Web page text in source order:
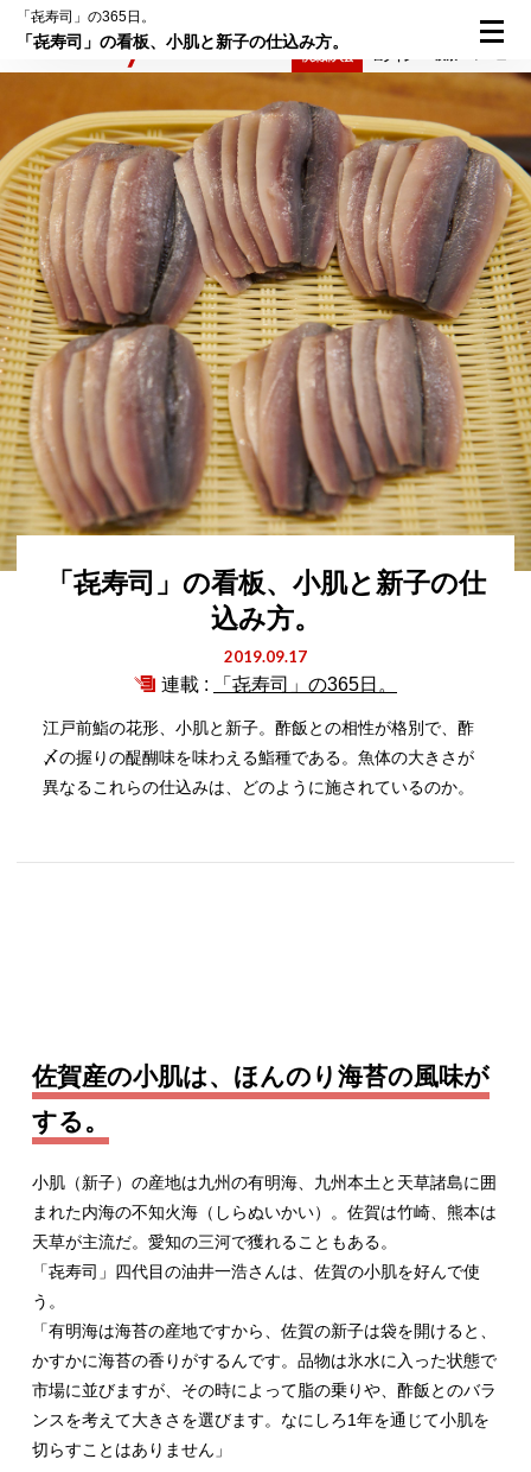
「㐂寿司」の365日。
「㐂寿司」の看板、小肌と新子の仕込み方。
「㐂寿司」の看板、小肌と新子の仕
込み方。
2019.09.17
連載 : 「㐂寿司」の365日。
江戸前鮨の花形、小肌と新子。酢飯との相性が格別で、酢
〆の握りの醍醐味を味わえる鮨種である。魚体の大きさが
異なるこれらの仕込みは、どのように施されているのか。
佐賀産の小肌は、ほんのり海苔の風味が
する。
小肌（新子）の産地は九州の有明海、九州本土と天草諸島に囲
まれた内海の不知火海（しらぬいかい）。佐賀は竹崎、熊本は
天草が主流だ。愛知の三河で獲れることもある。
「㐂寿司」四代目の油井一浩さんは、佐賀の小肌を好んで使
う。
「有明海は海苔の産地ですから、佐賀の新子は袋を開けると、
かすかに海苔の香りがするんです。品物は氷水に入った状態で
市場に並びますが、その時によって脂の乗りや、酢飯とのバラ
ンスを考えて大きさを選びます。なにしろ1年を通じて小肌を
切らすことはありません」